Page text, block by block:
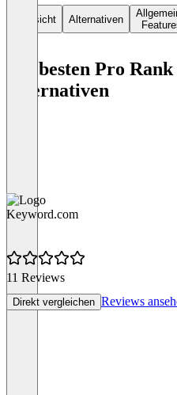
Übersicht Alternativen
Die besten Pro
Alternativen
Keyword.com
11 Reviews
Direkt vergleichen Reviews